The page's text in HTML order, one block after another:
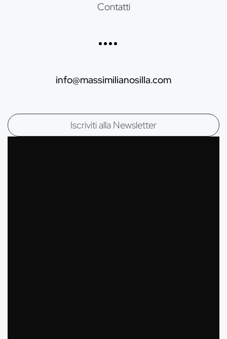
Contatti
info@massimilianosilla.com
Iscriviti alla Newsletter
Mailing list di Massimiliano Silla
Nome: